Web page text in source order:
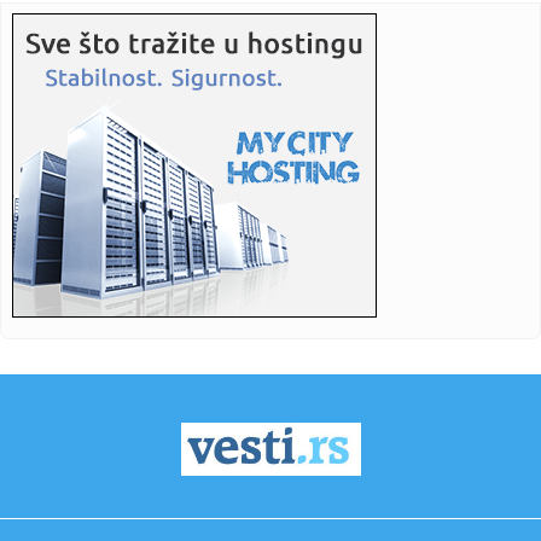
17:47: Snažan pljusak se sručio na Beograd; Oglasio se RHMZ – i
ovi ...
17:45:
kućnih lju...
17:45:More kod Italije toplije nego ikad: Ligursko more prešlo 30
step...
17:44:Vučić: Izbori mogu biti raspisani u narednim danima ili
nedelja...
17:43:Ratovi, nafta i El Ninjo stvaraju "savršenu oluju" za cijene
hra...
Sombor: Sombor prvi dostigao 40 stepeni